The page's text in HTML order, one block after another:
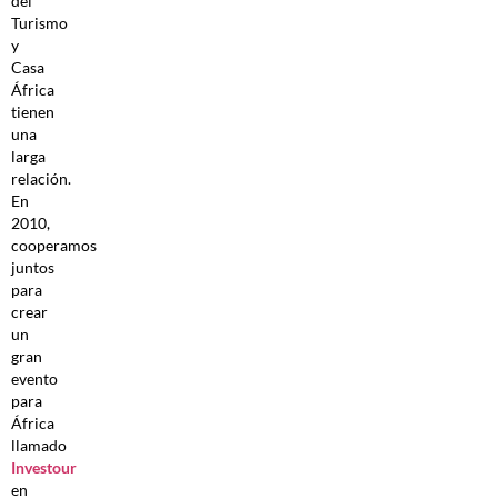
Turismo
y
Casa
África
tienen
una
larga
relación.
En
2010,
cooperamos
juntos
para
crear
un
gran
evento
para
África
llamado
Investour
en